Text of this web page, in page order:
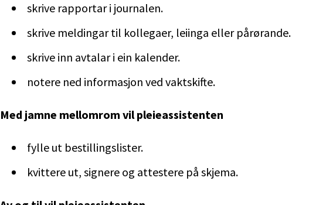
skrive rapportar i journalen.
skrive meldingar til kollegaer, leiinga eller pårørande.
skrive inn avtalar i ein kalender.
notere ned informasjon ved vaktskifte.
Med jamne mellomrom vil pleieassistenten
fylle ut bestillingslister.
kvittere ut, signere og attestere på skjema.